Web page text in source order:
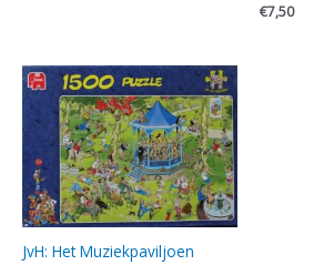
€7,50
JvH: Het Muziekpaviljoen